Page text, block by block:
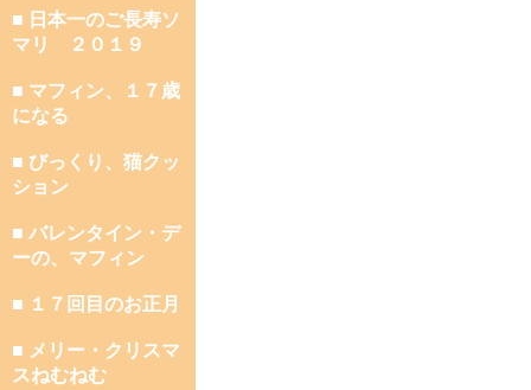
■ 日本一のご長寿ソ
マリ ２０１９
■ マフィン、１７歳
になる
■ びっくり、猫クッ
ション
■ バレンタイン・デ
ーの、マフィン
■ １７回目のお正月
■ メリー・クリスマ
スねむねむ